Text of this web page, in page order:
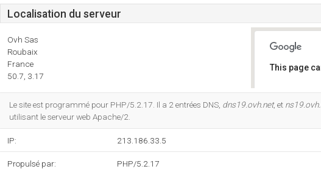
Localisation du serveur
Ovh Sas
Roubaix
France
50.7, 3.17
This page
Le site est programmé pour PHP/5.2.17. Il a 2 entrées DNS, dns19.ovh.net, et
utilisant le serveur web Apache/2.
IP: 213.186.33.5
Propulsé par: PHP/5.2.17